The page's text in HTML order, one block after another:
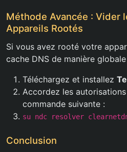
Méthode Avancée : Vider
Appareils Rootés
Si vous avez rooté votre
cache DNS de manière globale
Téléchargez et installez
Accordez les
commande suivante :
su ndc resolver
Conclusion